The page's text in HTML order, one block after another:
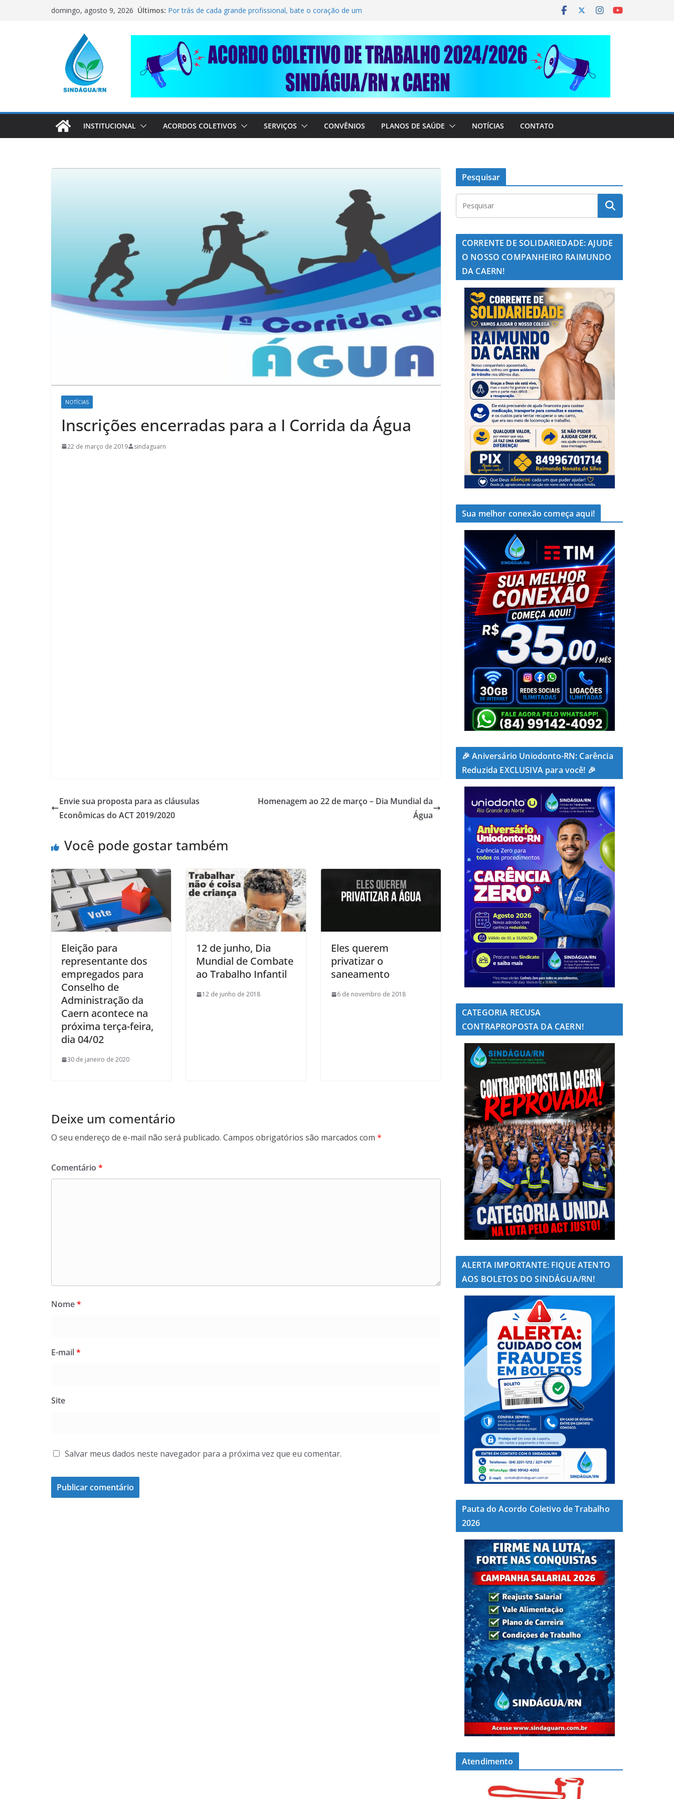
domingo, agosto 9, 2026 Últimos: CORRENTE DE SOLIDARIEDADE: AJUDE O NOSSO
COMPANHEIRO RAIMUNDO DA CAERN!
pai dedicado
📢 ATENÇÃO, TRABALHADORES DO SINDÁGUA/RN! 📢
Sindágua/RN presente em importante debate com o Ministro
Luiz Marinho!
ELE AVISOU SOBRE A SABESP! 🚨
INSTITUCIONAL ACORDOS COLETIVOS SERVIÇOS CONVÊNIOS PLANOS DE SAÚDE NOTÍCIAS CONTATO
NOTÍCIAS
Inscrições encerradas para a I Corrida da Água
22 de março de 2019 sindaguarn
Envie sua proposta para as cláusulas
Econômicas do ACT 2019/2020
Homenagem ao 22 de março – Dia Mundial da
Água
Você pode gostar também
Eleição para
representante dos
empregados para
Conselho de
Administração da
Caern acontece na
próxima terça-feira,
dia 04/02
30 de janeiro de 2020
12 de junho, Dia
Mundial de Combate
ao Trabalho Infantil
12 de junho de 2018
Eles querem
privatizar o
saneamento
6 de novembro de 2018
Deixe um comentário
O seu endereço de e-mail não será publicado. Campos obrigatórios são marcados com *
Comentário *
Nome*
E-mail*
Site
Salvar meus dados neste navegador para a próxima vez que eu comentar.
Pesquisar
CORRENTE DE SOLIDARIEDADE: AJUDE
O NOSSO COMPANHEIRO RAIMUNDO
DA CAERN!
Sua melhor conexão começa aqui!
🎉 Aniversário Uniodonto-RN: Carência
Reduzida EXCLUSIVA para você! 🎉
CATEGORIA RECUSA
CONTRAPROPOSTA DA CAERN!
ALERTA IMPORTANTE: FIQUE ATENTO
AOS BOLETOS DO SINDÁGUA/RN!
Pauta do Acordo Coletivo de Trabalho
2026
Atendimento